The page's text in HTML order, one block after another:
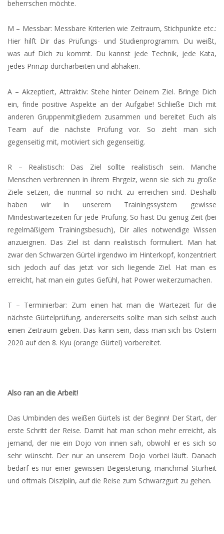
beherrschen möchte.
M – Messbar: Messbare Kriterien wie Zeitraum, Stichpunkte etc.:
Hier hilft Dir das Prüfungs- und Studienprogramm. Du weißt,
was auf Dich zu kommt. Du kannst jede Technik, jede Kata,
jedes Prinzip durcharbeiten und abhaken.
A – Akzeptiert, Attraktiv: Stehe hinter Deinem Ziel. Bringe Dich
ein, finde positive Aspekte an der Aufgabe! Schließe Dich mit
anderen Gruppenmitgliedern zusammen und bereitet Euch als
Team auf die nächste Prüfung vor. So zieht man sich
gegenseitig mit, motiviert sich gegenseitig.
R – Realistisch: Das Ziel sollte realistisch sein. Manche
Menschen verbrennen in ihrem Ehrgeiz, wenn sie sich zu große
Ziele setzen, die nunmal so nicht zu erreichen sind. Deshalb
haben wir in unserem Trainingssystem gewisse
Mindestwartezeiten für jede Prüfung. So hast Du genug Zeit (bei
regelmäßigem Trainingsbesuch), Dir alles notwendige Wissen
anzueignen. Das Ziel ist dann realistisch formuliert. Man hat
zwar den Schwarzen Gürtel irgendwo im Hinterkopf, konzentriert
sich jedoch auf das jetzt vor sich liegende Ziel. Hat man es
erreicht, hat man ein gutes Gefühl, hat Power weiterzumachen.
T – Terminierbar: Zum einen hat man die Wartezeit für die
nächste Gürtelprüfung, andererseits sollte man sich selbst auch
einen Zeitraum geben. Das kann sein, dass man sich bis Ostern
2020 auf den 8. Kyu (orange Gürtel) vorbereitet.
Also ran an die Arbeit!
Das Umbinden des weißen Gürtels ist der Beginn! Der Start, der
erste Schritt der Reise. Damit hat man schon mehr erreicht, als
jemand, der nie ein Dojo von innen sah, obwohl er es sich so
sehr wünscht. Der nur an unserem Dojo vorbei läuft. Danach
bedarf es nur einer gewissen Begeisterung, manchmal Sturheit
und oftmals Disziplin, auf die Reise zum Schwarzgurt zu gehen.